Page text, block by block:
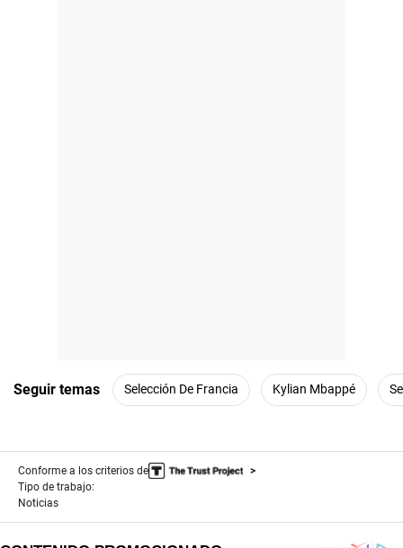
Seguir temas Selección De Francia Kylian Mbappé
Conforme a los criterios de
Tipo de trabajo:
Noticias